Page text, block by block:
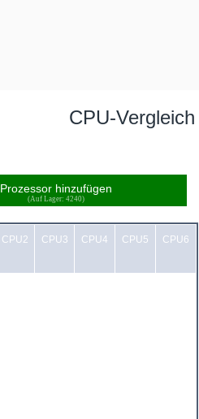
CPU-Vergleich
Prozessor hinzufügen
(Auf Lager: 4240)
CPU2 CPU3 CPU4 CPU5 CPU6